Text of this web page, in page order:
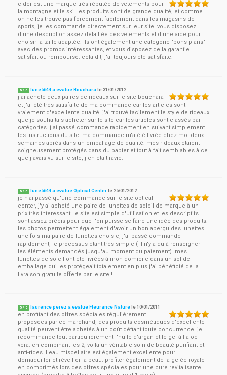
eider est une marque très réputée de vêtements pour
la montagne et le ski. les produits sont de grande qualité, et comme
on ne les trouve pas forcément facilement dans les magasins de
sports, je les commande directement sur leur site. vous disposez
d'une description assez détaillée des vêtements et d'une aide pour
choisir la taille adaptée. ils ont également une catégorie "bons plans"
avec des promos intéressantes, et vous disposez de la garantie
satisfait ou remboursé. cela dit, j'ai toujours été satisfaite.
5 / 5 lune5644 a évalué Bouchara le31/01/2012
j'ai acheté deux paires de rideaux sur le site bouchara
et j'ai été très satisfaite de ma commande car les articles sont
vraiement d'excellente qualité. j'ai trouvé facilement le style de rideaux
que je souhaitais acheter sur le site car les articles sont classés par
catégories. j'ai passé commande rapidement en suivant simplement
les instructions du site. ma commande m'a été livrée chez moi deux
semaines après dans un emballage de qualité. mes rideaux étaient
soigneusement protégés dans du papier et tout à fait semblables à ce
que j'avais vu sur le site, j'en était ravie.
5 / 5 lune5644 a évalué Optical Center le 25/01/2012
je n'ai passé qu'une commande sur le site optical
center, j'y ai acheté une paire de lunettes de soleil de marque à un
prix très interessant. le site est simple d'utilisation et les descriptifs
sont assez précis pour que l'on puisse se faire une idée des produits.
les photos permettent également d'avoir un bon aperçu des lunettes.
une fois ma paire de lunettes choisie, j'ai passé commande
rapidement, le processus étant très simple ( il n'y a qu'à renseigner
les éléments demandés jusqu'au moment du paiement). mes
lunettes de soleil ont été livrées à mon domicile dans un solide
emballage qui les protégeait totalement en plus j'ai bénéficié de la
livraison gratuite offerte par le site !
5 / 5 laurence perez a évalué Fleurance Nature le10/01/2011
en profitant des offres spéciales régulièrement
proposées par ce marchand, des produits cosmétiques d'excellente
qualité peuvent être achetés à un coût défiant toute concurrence. je
recommande tout particulièrement l'huile d'argan et le gel à l'aloé
vera. en combinant les 2, voila un véritable soin de beauté purifiant et
anti-rides. l'eau miscellaire est également excellente pour
démaquiller et réveiller la peau. profiter également de la gelée royale
en comprimés lors des offres spéciales pour une cure revitalisante